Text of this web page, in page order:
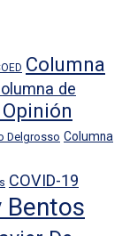
Columna
de
Delgrosso Columna
COVID-19
Bentos